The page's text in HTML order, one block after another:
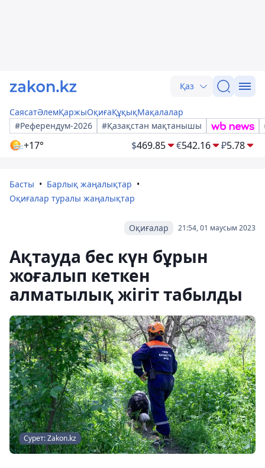
Қаз
СаясатӘлемҚаржыОқиғаҚұқықМақалалар
#Референдум-2026
#Қазақстан мақтанышы
+17° $469.85 €542.16 ₽5.78
Басты
Барлық жаңалықтар
Оқиғалар туралы жаңалықтар
21:54, 01 маусым 2023
Оқиғалар
Ақтауда бес күн бұрын
жоғалып кеткен
алматылық жігіт табылды
Сурет: Zakon.kz